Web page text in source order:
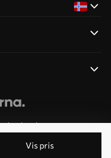
Vis pris
forbeholdt. Drives av